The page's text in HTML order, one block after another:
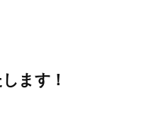
ます！